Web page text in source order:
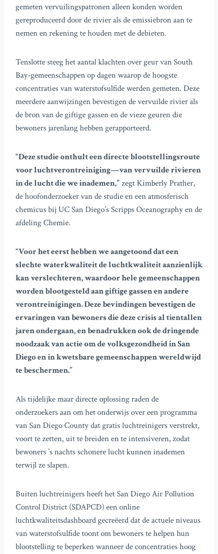
gemeten vervuilingspatronen alleen konden worden
gereproduceerd door de rivier als de emissiebron aan te
nemen en rekening te houden met de debieten.
Tenslotte steeg het aantal klachten over geur van South
Bay-gemeenschappen op dagen waarop de hoogste
concentraties van waterstofsulfide werden gemeten. Deze
meerdere aanwijzingen bevestigen de vervuilde rivier als
de bron van de giftige gassen en de vieze geuren die
bewoners jarenlang hebben gerapporteerd.
“Deze studie onthult een directe blootstellingsroute
voor luchtverontreiniging—van vervuilde rivieren
in de lucht die we inademen,” zegt Kimberly Prather,
de hoofonderzoeker van de studie en een atmosferisch
chemicus bij UC San Diego’s Scripps Oceanography en de
afdeling Chemie.
“Voor het eerst hebben we aangetoond dat een
slechte waterkwaliteit de luchtkwaliteit aanzienlijk
kan verslechteren, waardoor hele gemeenschappen
worden blootgesteld aan giftige gassen en andere
verontreinigingen. Deze bevindingen bevestigen de
ervaringen van bewoners die deze crisis al tientallen
jaren ondergaan, en benadrukken ook de dringende
noodzaak van actie om de volksgezondheid in San
Diego en in kwetsbare gemeenschappen wereldwijd
te beschermen.”
Als tijdelijke maar directe oplossing raden de
onderzoekers aan om het onderwijs over een programma
van San Diego County dat gratis luchtreinigers verstrekt,
voort te zetten, uit te breiden en te intensiveren, zodat
bewoners ’s nachts schonere lucht kunnen inademen
terwijl ze slapen.
Buiten luchtreinigers heeft het San Diego Air Pollution
Control District (SDAPCD) een online
luchtkwaliteitsdashboard gecreëerd dat de actuele niveaus
van waterstofsulfide toont om bewoners te helpen hun
blootstelling te beperken wanneer de concentraties hoog